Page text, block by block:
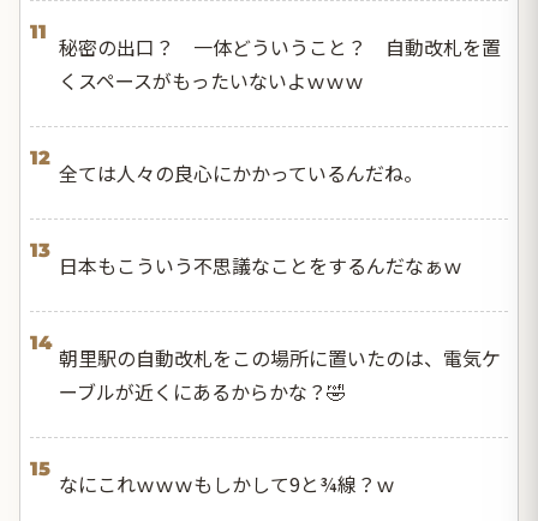
11
秘密の出口？ 一体どういうこと？ 自動改札を置
くスペースがもったいないよｗｗｗ
12
全ては人々の良心にかかっているんだね。
13
日本もこういう不思議なことをするんだなぁｗ
14
朝里駅の自動改札をこの場所に置いたのは、電気ケ
ーブルが近くにあるからかな？🤣
15
なにこれｗｗｗもしかして9と¾線？ｗ